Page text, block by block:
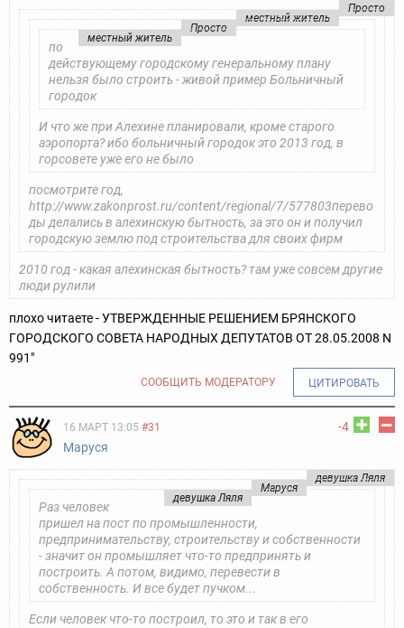
Просто
местный житель
Просто
местный житель
по
действующему городскому генеральному плану
нельзя было строить - живой пример Больничный
городок
И что же при Алехине планировали, кроме старого
аэропорта? ибо больничный городок это 2013 год, в
горсовете уже его не было
посмотрите год,
http://www.zakonprost.ru/content/regional/7/577803перево
ды делались в алехинскую бытность, за это он и получил
городскую землю под строительства для своих фирм
2010 год - какая алехинская бытность? там уже совсем другие
люди рулили
плохо читаете - УТВЕРЖДЕННЫЕ РЕШЕНИЕМ БРЯНСКОГО
ГОРОДСКОГО СОВЕТА НАРОДНЫХ ДЕПУТАТОВ ОТ 28.05.2008 N
991"
СООБЩИТЬ МОДЕРАТОРУ ЦИТИРОВАТЬ
-4
16 МАРТ 13:05 #31
Маруся
девушка Ляля
Маруся
девушка Ляля
Раз человек
пришел на пост по промышленности,
предпринимательству, строительству и собственности
- значит он промышляет что-то предпринять и
построить. А потом, видимо, перевести в
собственность. И все будет пучком...
Если человек что-то построил, то это и так в его